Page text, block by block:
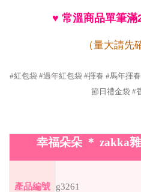
♥ 常溫商品單筆滿
（量大請先
#紅包袋 #過年紅包袋 #揮春 #馬年揮
節日禮金袋 #
幸福朵朵 ＊ zakka
產品編號 g3261